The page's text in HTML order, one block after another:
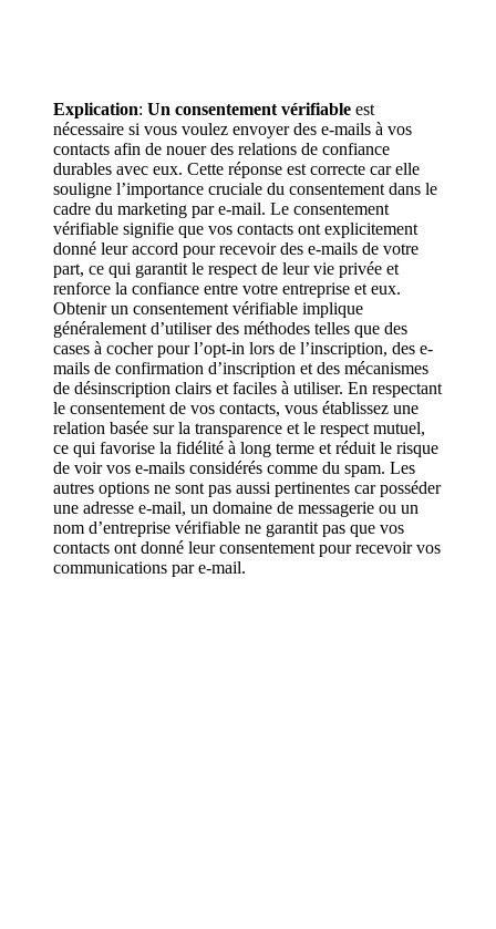
Explication: Un consentement vérifiable est
nécessaire si vous voulez envoyer des e-mails à vos
contacts afin de nouer des relations de confiance
durables avec eux. Cette réponse est correcte car elle
souligne l’importance cruciale du consentement dans le
cadre du marketing par e-mail. Le consentement
vérifiable signifie que vos contacts ont explicitement
donné leur accord pour recevoir des e-mails de votre
part, ce qui garantit le respect de leur vie privée et
renforce la confiance entre votre entreprise et eux.
Obtenir un consentement vérifiable implique
généralement d’utiliser des méthodes telles que des
cases à cocher pour l’opt-in lors de l’inscription, des e-
mails de confirmation d’inscription et des mécanismes
de désinscription clairs et faciles à utiliser. En respectant
le consentement de vos contacts, vous établissez une
relation basée sur la transparence et le respect mutuel,
ce qui favorise la fidélité à long terme et réduit le risque
de voir vos e-mails considérés comme du spam. Les
autres options ne sont pas aussi pertinentes car posséder
une adresse e-mail, un domaine de messagerie ou un
nom d’entreprise vérifiable ne garantit pas que vos
contacts ont donné leur consentement pour recevoir vos
communications par e-mail.